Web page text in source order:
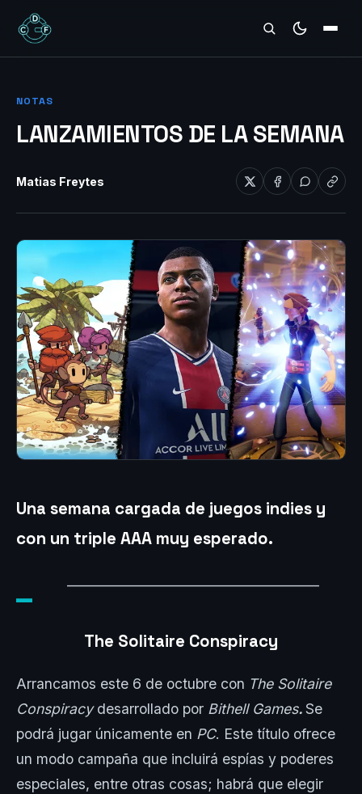
REVIEWS
NOTAS
LANZAMIENTOS DE LA SEMANA
Matias Freytes
Una semana cargada de juegos indies y
con un triple AAA muy esperado.
_______________________________________
The Solitaire Conspiracy
Arrancamos este 6 de octubre con The Solitaire
Conspiracydesarrollado por Bithell Games.Se
podrá jugar únicamente en PC. Este título ofrece
un modo campaña que incluirá espías y poderes
especiales, entre otras cosas; habrá que elegir